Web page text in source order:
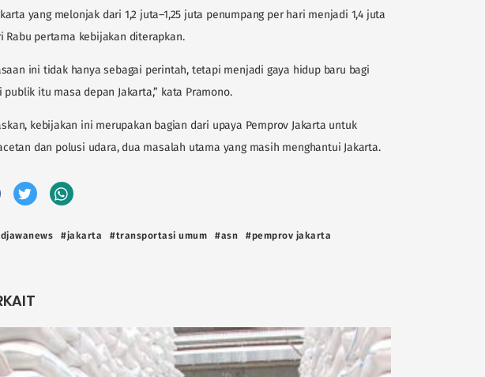
yang melonjak dari 1,2 juta–1,25 juta penumpang per hari menjadi 1,4 juta
Rabu pertama kebijakan diterapkan.
ini tidak hanya sebagai perintah, tetapi menjadi gaya hidup baru bagi
publik itu masa depan Jakarta,” kata Pramono.
kebijakan ini merupakan bagian dari upaya Pemprov Jakarta untuk
dan polusi udara, dua masalah utama yang masih menghantui Jakarta.
#jakarta #transportasi umum #asn
#pemprov jakarta